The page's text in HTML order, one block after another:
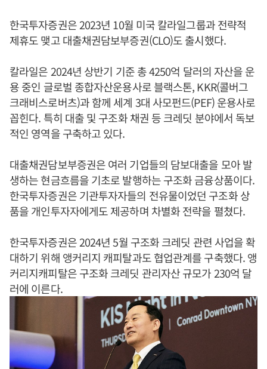
한국투자증권은 2023년 10월 미국 칼라일그룹과 전략적
제휴도 맺고 대출채권담보부증권(CLO)도 출시했다.
칼라일은 2024년 상반기 기준 총 4250억 달러의 자산을 운
용 중인 글로벌 종합자산운용사로 블랙스톤, KKR(콜버그
크래비스로버츠)과 함께 세계 3대 사모펀드(PEF) 운용사로
꼽힌다. 특히 대출 및 구조화 채권 등 크레딧 분야에서 독보
적인 영역을 구축하고 있다.
대출채권담보부증권은 여러 기업들의 담보대출을 모아 발
생하는 현금흐름을 기초로 발행하는 구조화 금융상품이다.
한국투자증권은 기관투자자들의 전유물이었던 구조화 상
품을 개인투자자에게도 제공하며 차별화 전략을 펼쳤다.
한국투자증권은 2024년 5월 구조화 크레딧 관련 사업을 확
대하기 위해 앵커리지 캐피탈과도 협업관계를 구축했다. 앵
커리지캐피탈은 구조화 크레딧 관리자산 규모가 230억 달
러에 이른다.